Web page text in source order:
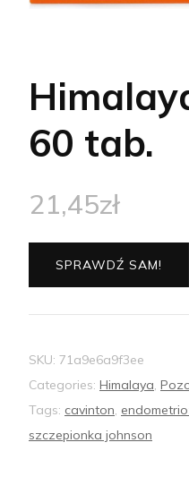
60 tab.
21,45zł
SPRAWDŹ SAM!
SKU: 71a9e6a9f3ee
Categories: Himalaya,
Tags: cavinton,
szczepionka johnson